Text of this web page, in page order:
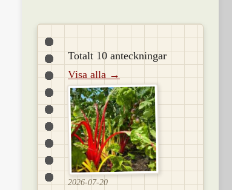
Totalt 10 anteckningar
Visa alla →
2026-07-20